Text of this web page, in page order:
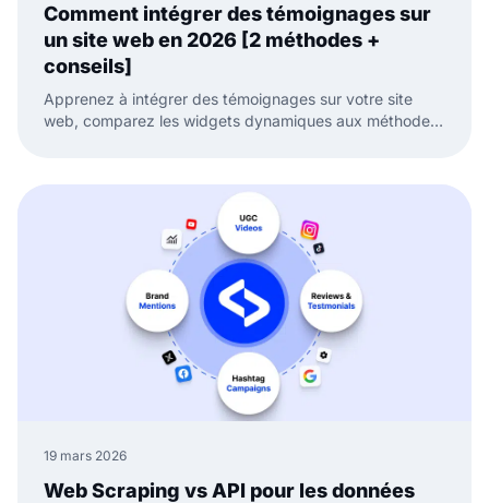
Comment intégrer des témoignages sur
un site web en 2026 [2 méthodes +
conseils]
Apprenez à intégrer des témoignages sur votre site
web, comparez les widgets dynamiques aux méthodes
19 mars 2026
Web Scraping vs API pour les données